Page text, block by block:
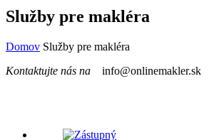
Služby pre makléra
Domov Služby pre makléra
Kontaktujte nás na
info@onlinemakler.sk